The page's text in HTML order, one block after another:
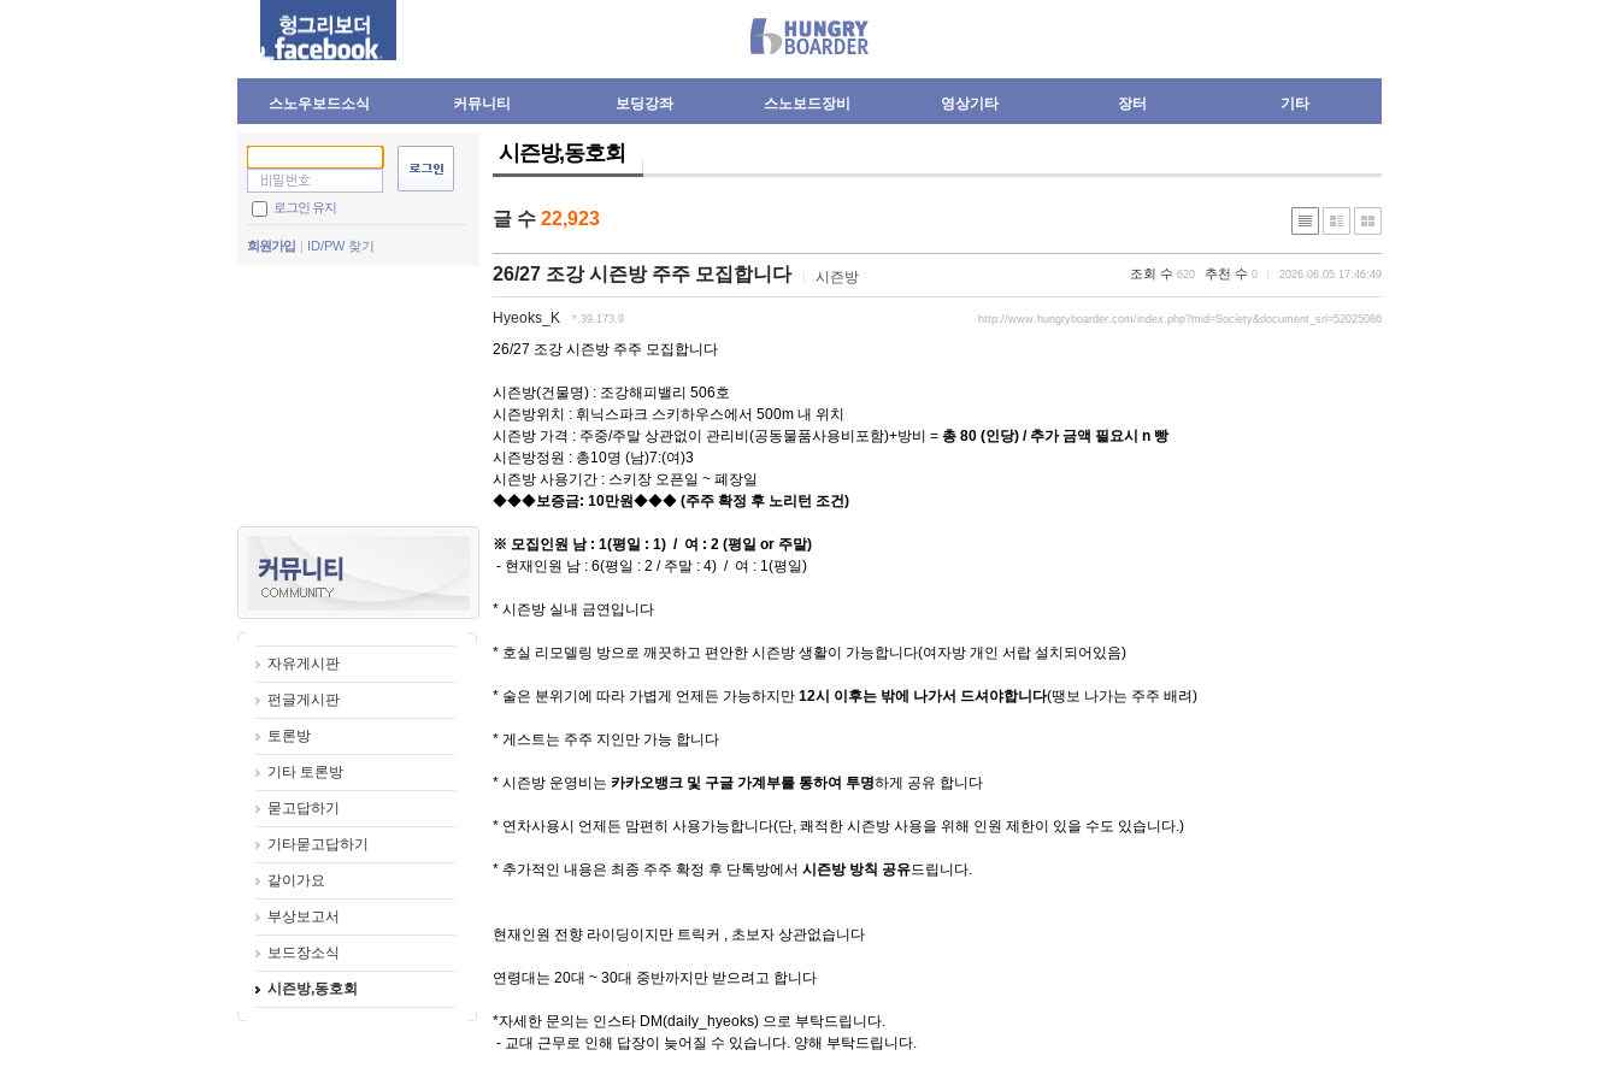
스노우보드소식 커뮤니티 보딩강좌 스노보드장비 영상기타 장터 기타
로그인 유지
회원가입 ID/PW 찾기
자유게시판
펀글게시판
토론방
기타 토론방
묻고답하기
기타묻고답하기
같이가요
부상보고서
보드장소식
시즌방,동호회
시즌방,동호회
글 수 22,923
26/27 조강 시즌방 주주 모집합니다 시즌방 조회 수 620 추천 수 0 2026.06.05 17:46:49
Hyeoks_K *.39.173.9 http://www.hungryboarder.com/index.php?mid=Society&document_srl=52025086
26/27 조강 시즌방 주주 모집합니다
시즌방(건물명) : 조강해피밸리 506호
시즌방위치 : 휘닉스파크 스키하우스에서 500m 내 위치
시즌방 가격 : 주중/주말 상관없이 관리비(공동물품사용비포함)+방비 = 총 80 (인당) / 추가 금액 필요시 n 빵
시즌방정원 : 총10명 (남)7:(여)3
시즌방 사용기간 : 스키장 오픈일 ~ 폐장일
◆◆◆보증금: 10만원◆◆◆ (주주 확정 후 노리턴 조건)
※ 모집인원 남 : 1(평일 : 1) / 여 : 2 (평일 or 주말)
- 현재인원 남 : 6(평일 : 2 / 주말 : 4) / 여 : 1(평일)
* 시즌방 실내 금연입니다
* 호실 리모델링 방으로 깨끗하고 편안한 시즌방 생활이 가능합니다(여자방 개인 서랍 설치되어있음)
* 술은 분위기에 따라 가볍게 언제든 가능하지만 12시 이후는 밖에 나가서 드셔야합니다(땡보 나가는 주주 배려)
* 게스트는 주주 지인만 가능 합니다
* 시즌방 운영비는 카카오뱅크 및 구글 가계부를 통하여 투명하게 공유 합니다
* 연차사용시 언제든 맘편히 사용가능합니다(단, 쾌적한 시즌방 사용을 위해 인원 제한이 있을 수도 있습니다.)
* 추가적인 내용은 최종 주주 확정 후 단톡방에서 시즌방 방칙 공유드립니다.
현재인원 전향 라이딩이지만 트릭커 , 초보자 상관없습니다
연령대는 20대 ~ 30대 중반까지만 받으려고 합니다
*자세한 문의는 인스타 DM(daily_hyeoks) 으로 부탁드립니다.
- 교대 근무로 인해 답장이 늦어질 수 있습니다. 양해 부탁드립니다.